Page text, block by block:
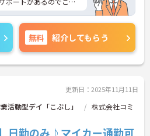
なので、プライベート
策ポイントなど、さら
でお気軽にご相談くだ
無料 紹介してもらう
更新日：2025年11月11日
活動型デイ「こぶし」
株式会社コミ
日勤のみ♪マイカー通勤可